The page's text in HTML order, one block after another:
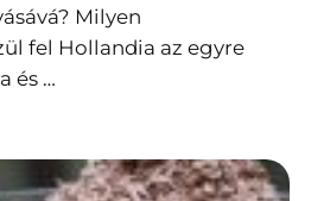
Milyen
fel Hollandia az egyre
és …